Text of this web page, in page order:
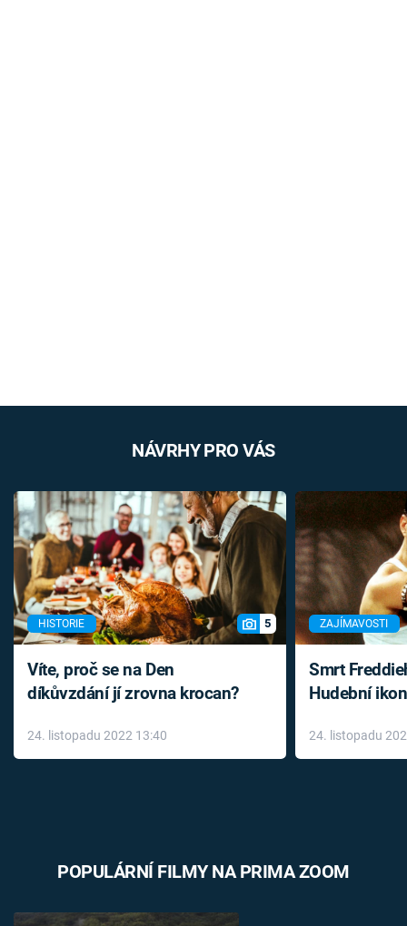
NÁVRHY PRO VÁS
HISTORIE 5
Víte, proč se na Den
díkůvzdání jí zrovna krocan?
24. listopadu 2022 13:40
ZAJÍMAVOSTI
Smrt
Hudební
léky
24. listopadu
POPULÁRNÍ FILMY NA PRIMA ZOOM